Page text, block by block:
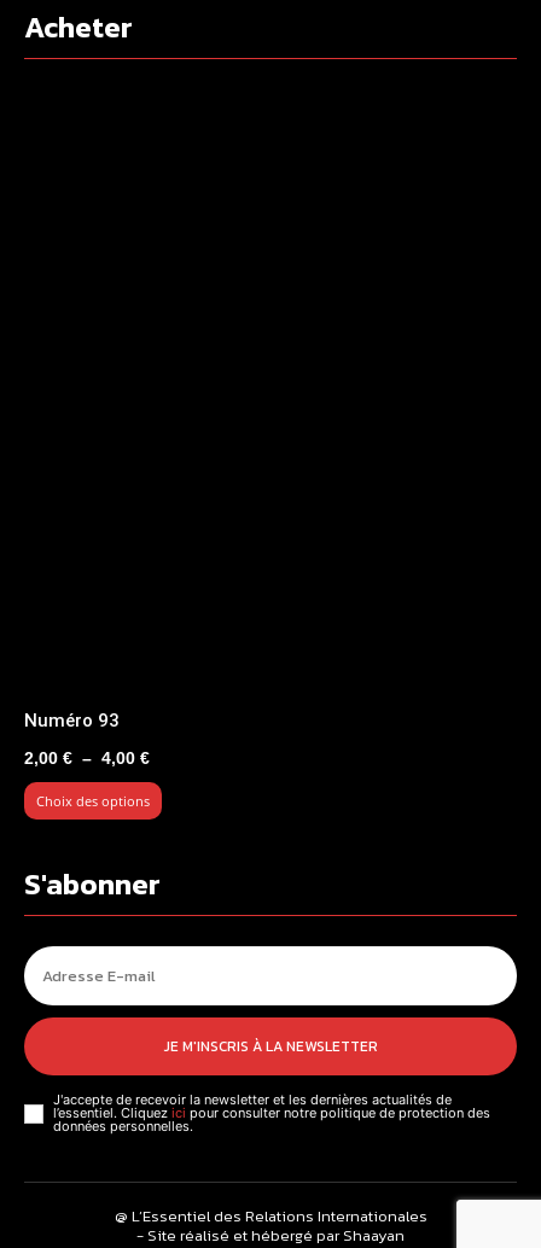
Acheter
Numéro 93
2,00 € – 4,00 €Plage
de
prix :
4,00 €
Choix des options
S'abonner
JE M'INSCRIS À LA NEWSLETTER
J'accepte de recevoir la newsletter et les dernières actualités de
l’essentiel. Cliquez ici pour consulter notre politique de protection des
données personnelles.
@ L’Essentiel des Relations Internationales
- Site réalisé et hébergé par Shaayan